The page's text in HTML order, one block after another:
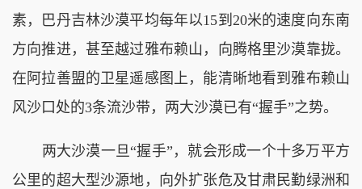
素，巴丹吉林沙漠平均每年以15到20米的速度向东南
方向推进，甚至越过雅布赖山，向腾格里沙漠靠拢。
在阿拉善盟的卫星遥感图上，能清晰地看到雅布赖山
风沙口处的3条流沙带，两大沙漠已有“握手”之势。
两大沙漠一旦“握手”，就会形成一个十多万平方
公里的超大型沙源地，向外扩张危及甘肃民勤绿洲和